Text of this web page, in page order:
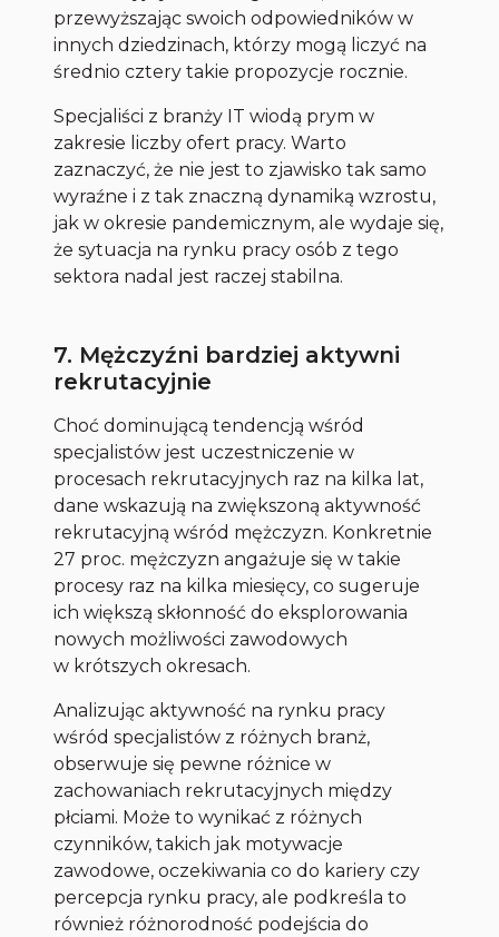
przewyższając swoich odpowiedników w
innych dziedzinach, którzy mogą liczyć na
średnio cztery takie propozycje rocznie.
Specjaliści z branży IT wiodą prym w
zakresie liczby ofert pracy. Warto
zaznaczyć, że nie jest to zjawisko tak samo
wyraźne i z tak znaczną dynamiką wzrostu,
jak w okresie pandemicznym, ale wydaje się,
że sytuacja na rynku pracy osób z tego
sektora nadal jest raczej stabilna.
7. Mężczyźni bardziej aktywni
rekrutacyjnie
Choć dominującą tendencją wśród
specjalistów jest uczestniczenie w
procesach rekrutacyjnych raz na kilka lat,
dane wskazują na zwiększoną aktywność
rekrutacyjną wśród mężczyzn. Konkretnie
27 proc. mężczyzn angażuje się w takie
procesy raz na kilka miesięcy, co sugeruje
ich większą skłonność do eksplorowania
nowych możliwości zawodowych
w krótszych okresach.
Analizując aktywność na rynku pracy
wśród specjalistów z różnych branż,
obserwuje się pewne różnice w
zachowaniach rekrutacyjnych między
płciami. Może to wynikać z różnych
czynników, takich jak motywacje
zawodowe, oczekiwania co do kariery czy
percepcja rynku pracy, ale podkreśla to
również różnorodność podejścia do